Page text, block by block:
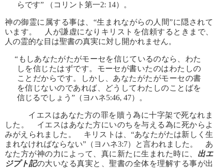
らです” （コリント第一2: 14）。
神の御霊に属する事は、“生まれながらの人間”に隠されて
います。 人が謙虚になりキリストを信頼するときまで、
人の霊的な目は聖書の真実に対し開かれません。
“もしあなたがたがモーセを信じているのなら、わた
しを信じたはずです。モーセが書いたのはわたしの
ことだからです。しかし、あなたがたがモーセの書
を信じないのであれば、どうしてわたしのことばを
信じるでしょう”（ヨハネ5:46, 47）。
イエスはあなた方の罪を贖う為に十字架で死なれま
した。 イエスはあなた方にいのちを与える為に死からよ
みがえられました。 キリストは、“あなたがたは新しく生
まれなければならない”（ヨハネ3:7）と言われました。 あ
なた方が神の力によって、真に新たに生まれた時に、 出エ
ジプト記の大いなる真実と、聖書の全体を理解する事が出